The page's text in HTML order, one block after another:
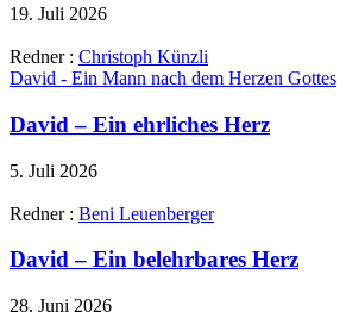
19. Juli 2026
Redner : Christoph Künzli
David - Ein Mann nach dem Herzen Gottes
David – Ein ehrliches Herz
5. Juli 2026
Redner : Beni Leuenberger
David – Ein belehrbares Herz
28. Juni 2026